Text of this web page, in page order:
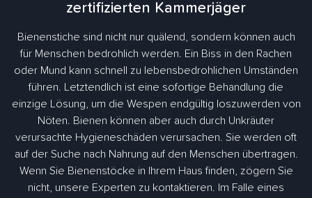
zertifizierten Kammerjäger
Bienenstiche sind nicht nur quälend, sondern können auch
für Menschen bedrohlich werden. Ein Biss in den Rachen
oder Mund kann schnell zu lebensbedrohlichen Umständen
führen. Letztendlich ist eine sofortige Behandlung die
einzige Lösung, um die Wespen endgültig loszuwerden von
Nöten. Bienen können aber auch durch Unkräuter
verursachte Hygieneschäden verursachen. Sie werden oft
auf der Suche nach Nahrung auf den Menschen übertragen.
Wenn Sie Bienenstöcke in Ihrem Haus finden, zögern Sie
nicht, unsere Experten zu kontaktieren. Im Falle eines